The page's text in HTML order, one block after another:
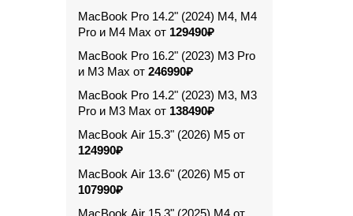
MacBook Pro 14.2" (2024) M4, M4
Pro и M4 Max от 129490₽
MacBook Pro 16.2" (2023) M3 Pro
и M3 Max от 246990₽
MacBook Pro 14.2" (2023) M3, M3
Pro и M3 Max от 138490₽
MacBook Air 15.3" (2026) M5 от
124990₽
MacBook Air 13.6" (2026) M5 от
107990₽
MacBook Air 15.3" (2025) M4 от